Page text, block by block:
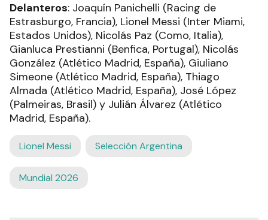
Delanteros: Joaquín Panichelli (Racing de
Estrasburgo, Francia), Lionel Messi (Inter Miami,
Estados Unidos), Nicolás Paz (Como, Italia),
Gianluca Prestianni (Benfica, Portugal), Nicolás
González (Atlético Madrid, España), Giuliano
Simeone (Atlético Madrid, España), Thiago
Almada (Atlético Madrid, España), José López
(Palmeiras, Brasil) y Julián Álvarez (Atlético
Madrid, España).
Lionel Messi Selección Argentina
Mundial 2026